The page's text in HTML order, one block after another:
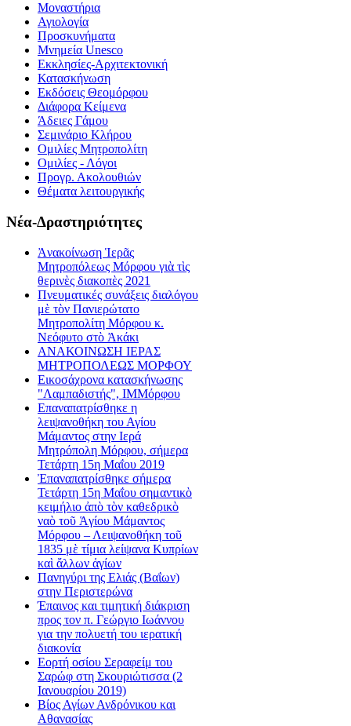
Μοναστήρια
Αγιολογία
Προσκυνήματα
Μνημεία Unesco
Εκκλησίες-Αρχιτεκτονική
Κατασκήνωση
Εκδόσεις Θεομόρφου
Διάφορα Κείμενα
Άδειες Γάμου
Σεμινάριο Κλήρου
Ομιλίες Μητροπολίτη
Ομιλίες - Λόγοι
Προγρ. Ακολουθιών
Θέματα λειτουργικής
Νέα-Δραστηριότητες
Ἀνακοίνωση Ἱερᾶς
Μητροπόλεως Μόρφου γιὰ τὶς
θερινὲς διακοπὲς 2021
Πνευματικές συνάξεις διαλόγου
μὲ τὸν Πανιερώτατο
Μητροπολίτη Μόρφου κ.
Νεόφυτο στὸ Ἀκάκι
ΑΝΑΚΟΙΝΩΣΗ ΙΕΡΑΣ
ΜΗΤΡΟΠΟΛΕΩΣ ΜΟΡΦΟΥ
Εικοσάχρονα κατασκήνωσης
"Λαμπαδιστής", ΙΜΜόρφου
Επαναπατρίσθηκε η
λειψανοθήκη του Αγίου
Μάμαντος στην Ιερά
Μητρόπολη Μόρφου, σήμερα
Τετάρτη 15η Μαΐου 2019
Ἐπαναπατρίσθηκε σήμερα
Τετάρτη 15η Μαΐου σημαντικὸ
κειμήλιο ἀπὸ τὸν καθεδρικὸ
ναὸ τοῦ Ἁγίου Μάμαντος
Μόρφου – Λειψανοθήκη τοῦ
1835 μὲ τίμια λείψανα Κυπρίων
καὶ ἄλλων ἁγίων
Πανηγύρι της Ελιάς (Βαΐων)
στην Περιστερώνα
Έπαινος και τιμητική διάκριση
προς τον π. Γεώργιο Ιωάννου
για την πολυετή του ιερατική
διακονία
Εορτή οσίου Σεραφείμ του
Σαρώφ στη Σκουριώτισσα (2
Ιανουαρίου 2019)
Βίος Αγίων Ανδρόνικου και
Αθανασίας